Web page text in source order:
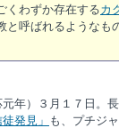
くわずか存在するカ
呼ばれるような
年）３月１７日。
徒発見」
も、プチジ